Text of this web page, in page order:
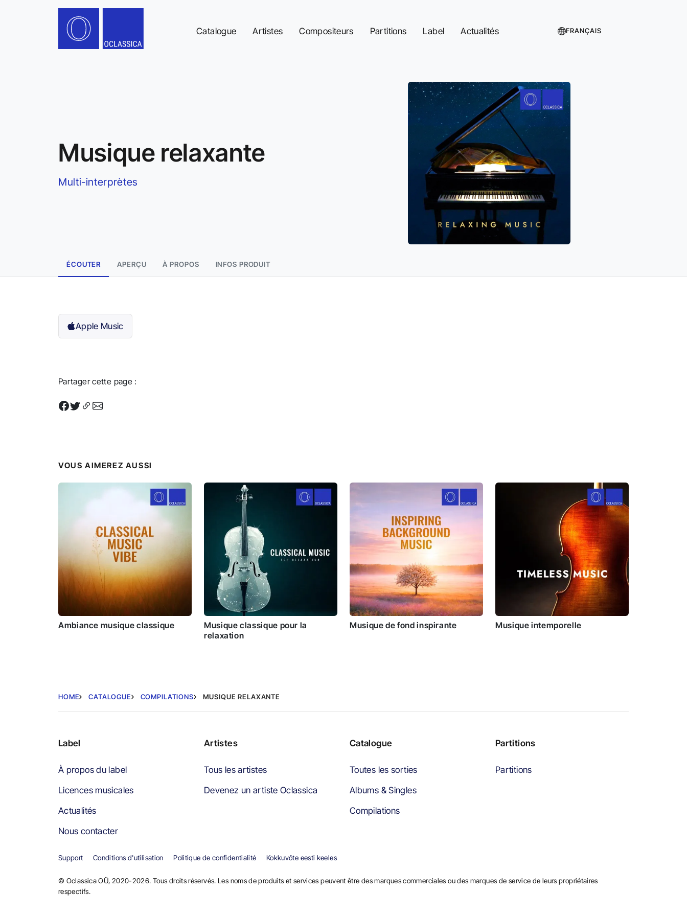
Catalogue Artistes Compositeurs Partitions Label Actualités FRANÇAIS
Musique relaxante
Multi-interprètes
ÉCOUTER APERÇU À PROPOS INFOS PRODUIT
Apple Music
Partager cette page :
VOUS AIMEREZ AUSSI
Ambiance musique classique
Musique classique pour la
relaxation
Musique de fond inspirante Musique intemporelle
HOME CATALOGUE COMPILATIONS MUSIQUE RELAXANTE
Label
À propos du label
Licences musicales
Actualités
Nous contacter
Artistes
Tous les artistes
Devenez un artiste Oclassica
Catalogue
Toutes les sorties
Albums & Singles
Compilations
Partitions
Partitions
Support Conditions d'utilisation Politique de confidentialité Kokkuvõte eesti keeles
© Oclassica OÜ, 2020-2026. Tous droits réservés. Les noms de produits et services peuvent être des marques commerciales ou des marques de service de leurs propriétaires
respectifs.